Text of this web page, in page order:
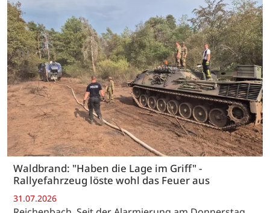
Waldbrand: "Haben die Lage im Griff" -
Rallyefahrzeug löste wohl das Feuer aus
31.07.2026